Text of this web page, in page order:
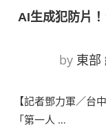
AI生成犯防片
by 東部
【記者鄧力軍／台
「第一人 …